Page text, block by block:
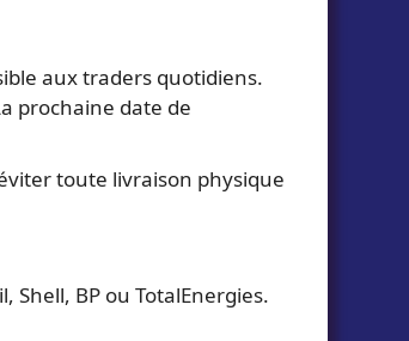
aux traders quotidiens.
prochaine date de
toute livraison physique
Shell, BP ou TotalEnergies.